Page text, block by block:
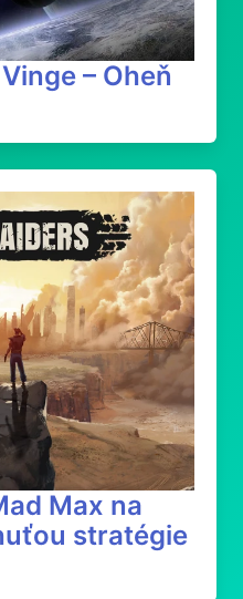
– Oheň
Max na
stratégie